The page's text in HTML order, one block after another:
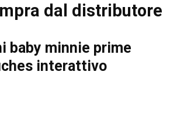
dal distributore
baby minnie prime
interattivo